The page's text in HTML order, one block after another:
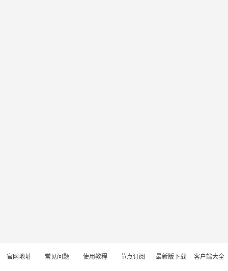
官网地址 常见问题 使用教程 节点订阅 最新版下载 客户端大全